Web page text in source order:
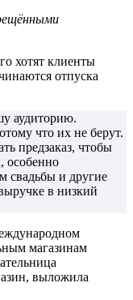
хотят клиенты
отпуска
аудиторию.
что их не берут.
предзаказ, чтобы
особенно
свадьбы и другие
в низкий
магазинам
выложила